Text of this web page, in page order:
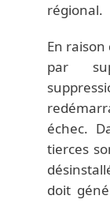
régional.
En
par
échec.
tierces
doit